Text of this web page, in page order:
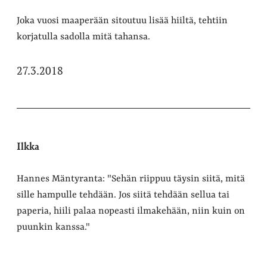
Joka vuosi maaperään sitoutuu lisää hiiltä, tehtiin
korjatulla sadolla mitä tahansa.
27.3.2018
Ilkka
Hannes Mäntyranta: "Sehän riippuu täysin siitä, mitä
sille hampulle tehdään. Jos siitä tehdään sellua tai
paperia, hiili palaa nopeasti ilmakehään, niin kuin on
puunkin kanssa."